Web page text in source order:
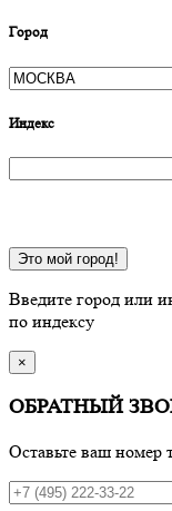
Город
Индекс
Это мой город!
Введите город или
по индексу
×
ОБРАТНЫЙ
Оставьте ваш номер